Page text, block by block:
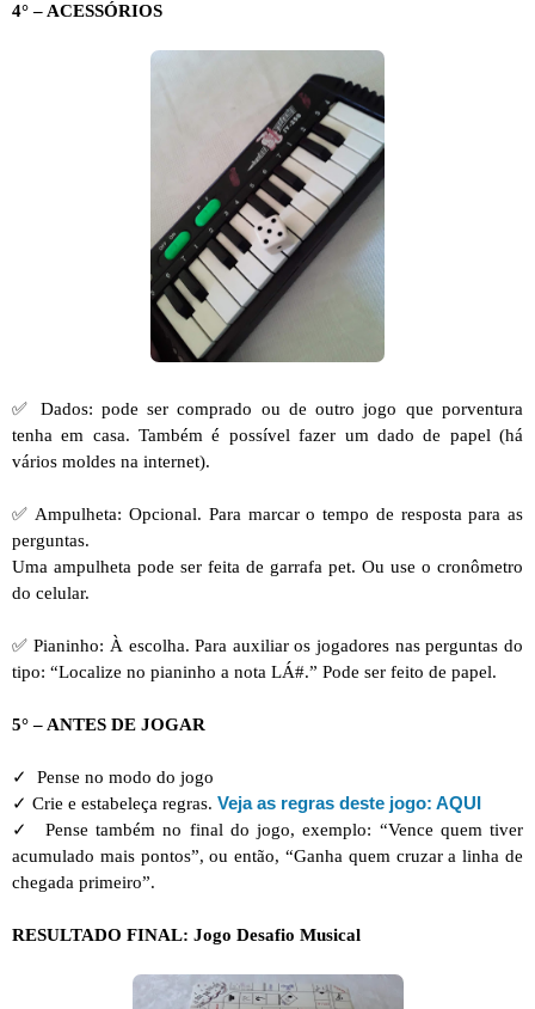
4° – ACESSÓRIOS
✅ Dados: pode ser comprado ou de outro jogo que porventura
tenha em casa. Também é possível fazer um dado de papel (há
vários moldes na internet).
✅ Ampulheta: Opcional. Para marcar o tempo de resposta para as
perguntas.
Uma ampulheta pode ser feita de garrafa pet. Ou use o cronômetro
do celular.
✅ Pianinho: À escolha.Para auxiliar os jogadores nas perguntas do
tipo: “Localize no pianinho a nota LÁ#.” Pode ser feito de papel.
5° – ANTES DE JOGAR
✓ Pense no modo do jogo
✓ Crie e estabeleça regras. Veja as regras deste jogo: AQUI
✓ Pense também no final do jogo, exemplo: “Vence quem tiver
acumulado mais pontos”, ou então, “Ganha quem cruzar a linha de
chegada primeiro”.
RESULTADO FINAL: Jogo Desafio Musical